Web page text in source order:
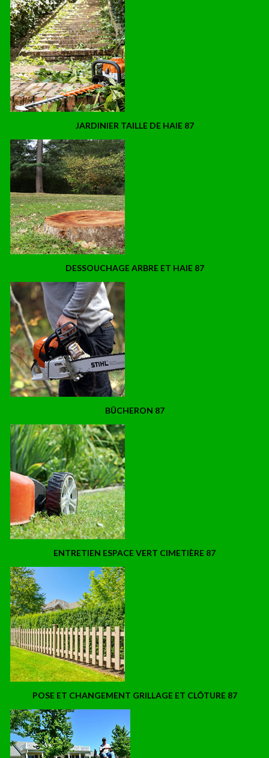
JARDINIER TAILLE DE HAIE 87
DESSOUCHAGE ARBRE ET HAIE 87
BÛCHERON 87
ENTRETIEN ESPACE VERT CIMETIÈRE 87
POSE ET CHANGEMENT GRILLAGE ET CLÔTURE 87